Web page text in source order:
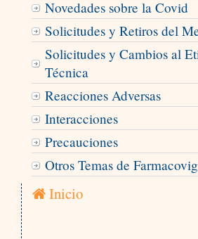
Novedades sobre la Covid
Solicitudes y Retiros del
Solicitudes y Cambios al
Técnica
Reacciones Adversas
Interacciones
Precauciones
Otros Temas de
Inicio